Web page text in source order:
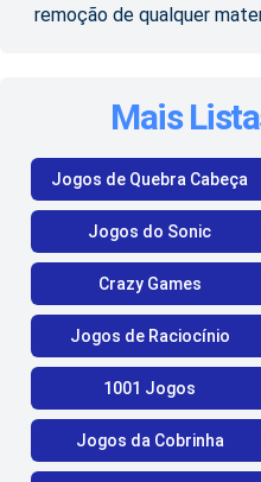
remoção de qualquer
Mais
Jogos de Quebra Cabeça
Jogos do Sonic
Crazy Games
Jogos de Raciocínio
1001 Jogos
Jogos da Cobrinha